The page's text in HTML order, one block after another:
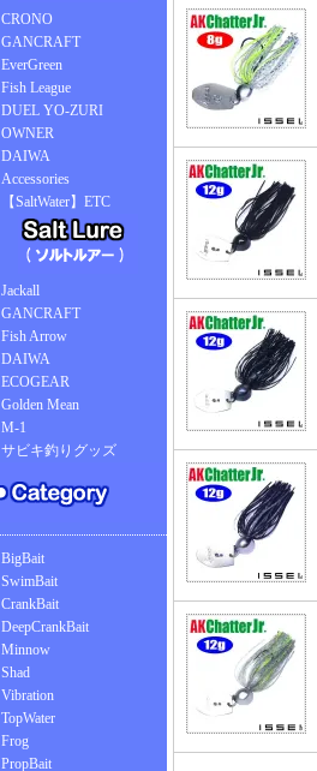
CRONO
GANCRAFT
EverGreen
Fish League
DUEL YO-ZURI
OWNER
DAIWA
Accessories
【SaltWater】ETC
Jackall
GANCRAFT
Fish Arrow
DAIWA
ECOGEAR
Golden Mean
M-1
サビキ釣りグッズ
BigBait
SwimBait
CrankBait
DeepCrankBait
Minnow
Shad
Vibration
TopWater
Frog
PropBait